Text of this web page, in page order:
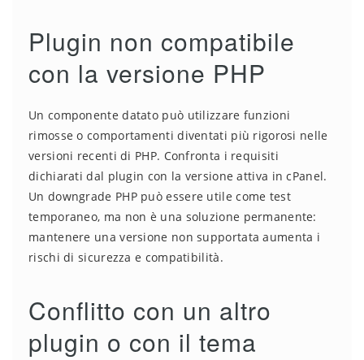
Plugin non compatibile
con la versione PHP
Un componente datato può utilizzare funzioni
rimosse o comportamenti diventati più rigorosi nelle
versioni recenti di PHP. Confronta i requisiti
dichiarati dal plugin con la versione attiva in cPanel.
Un downgrade PHP può essere utile come test
temporaneo, ma non è una soluzione permanente:
mantenere una versione non supportata aumenta i
rischi di sicurezza e compatibilità.
Conflitto con un altro
plugin o con il tema